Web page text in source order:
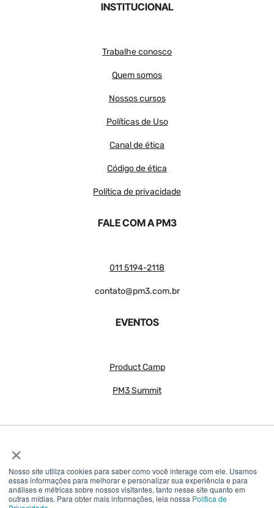
×
Nosso site utiliza cookies para saber como você interage com ele. Usamos
essas informações para melhorar e personalizar sua experiência e para
análises e métricas sobre nossos visitantes, tanto nesse site quanto em
outras mídias. Para obter mais informações, leia nossa Política de
INSTITUCIONAL
Trabalhe conosco
Quem somos
Nossos cursos
Políticas de Uso
Canal de ética
Código de ética
Política de privacidade
FALE COM A PM3
011 5194-2118
contato@pm3.com.br
EVENTOS
Product Camp
PM3 Summit
© 2018 – 2026 PM3 – Todos os direitos reservados